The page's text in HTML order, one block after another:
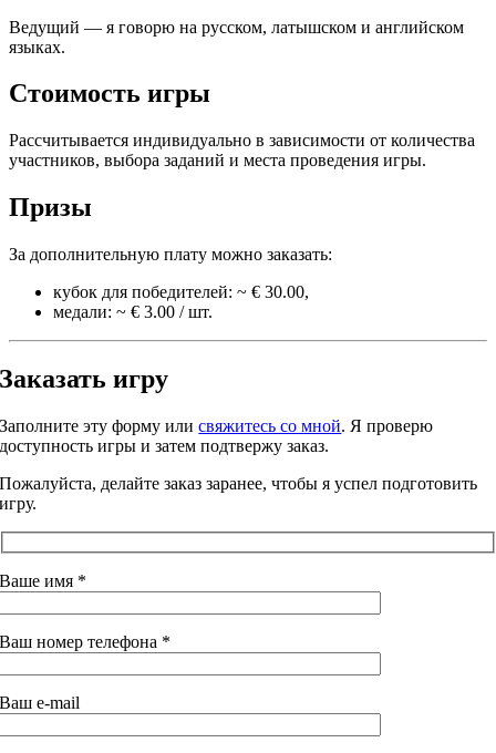
Ведущий — я говорю на русском, латышском и английском
языках.
Стоимость игры
Рассчитывается индивидуально в зависимости от количества
участников, выбора заданий и места проведения игры.
Призы
За дополнительную плату можно заказать:
кубок для победителей: ~ € 30.00,
медали: ~ € 3.00 / шт.
Заказать игру
Заполните эту форму илисвяжитесь со мной. Я проверю
доступность игры и затем подтвержу заказ.
Пожалуйста, делайте заказ заранее, чтобы я успел подготовить
игру.
Ваше имя *
Ваш номер телефона *
Ваш e-mail